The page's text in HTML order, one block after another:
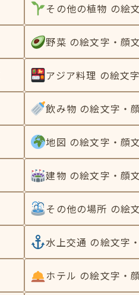
その他の植物 の絵
野菜 の絵文字・顔
アジア料理 の絵文
飲み物 の絵文字・
地図 の絵文字・顔
建物 の絵文字・顔
その他の場所 の絵
水上交通 の絵文字
ホテル の絵文字・